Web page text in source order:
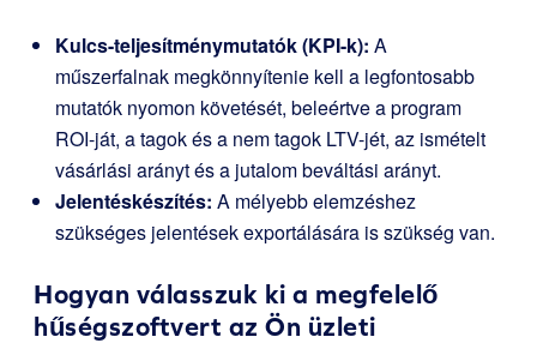
Kulcs-teljesítménymutatók (KPI-k): A
műszerfalnak megkönnyítenie kell a legfontosabb
mutatók nyomon követését, beleértve a program
ROI-ját, a tagok és a nem tagok LTV-jét, az ismételt
vásárlási arányt és a jutalom beváltási arányt.
Jelentéskészítés: A mélyebb elemzéshez
szükséges jelentések exportálására is szükség van.
Hogyan válasszuk ki a megfelelő
hűségszoftvert az Ön üzleti